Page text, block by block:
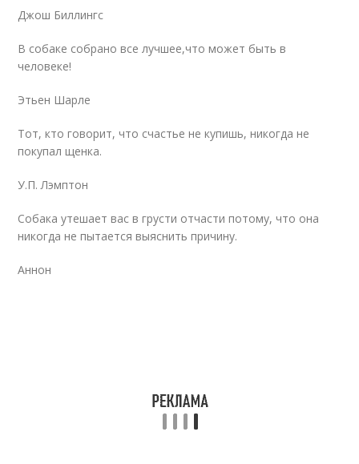
Джош Биллингс
В собаке собрано все лучшее,что может быть в
человеке!
Этьен Шарле
Тот, кто говорит, что счастье не купишь, никогда не
покупал щенка.
У.П. Лэмптон
Собака утешает вас в грусти отчасти потому, что она
никогда не пытается выяснить причину.
Аннон